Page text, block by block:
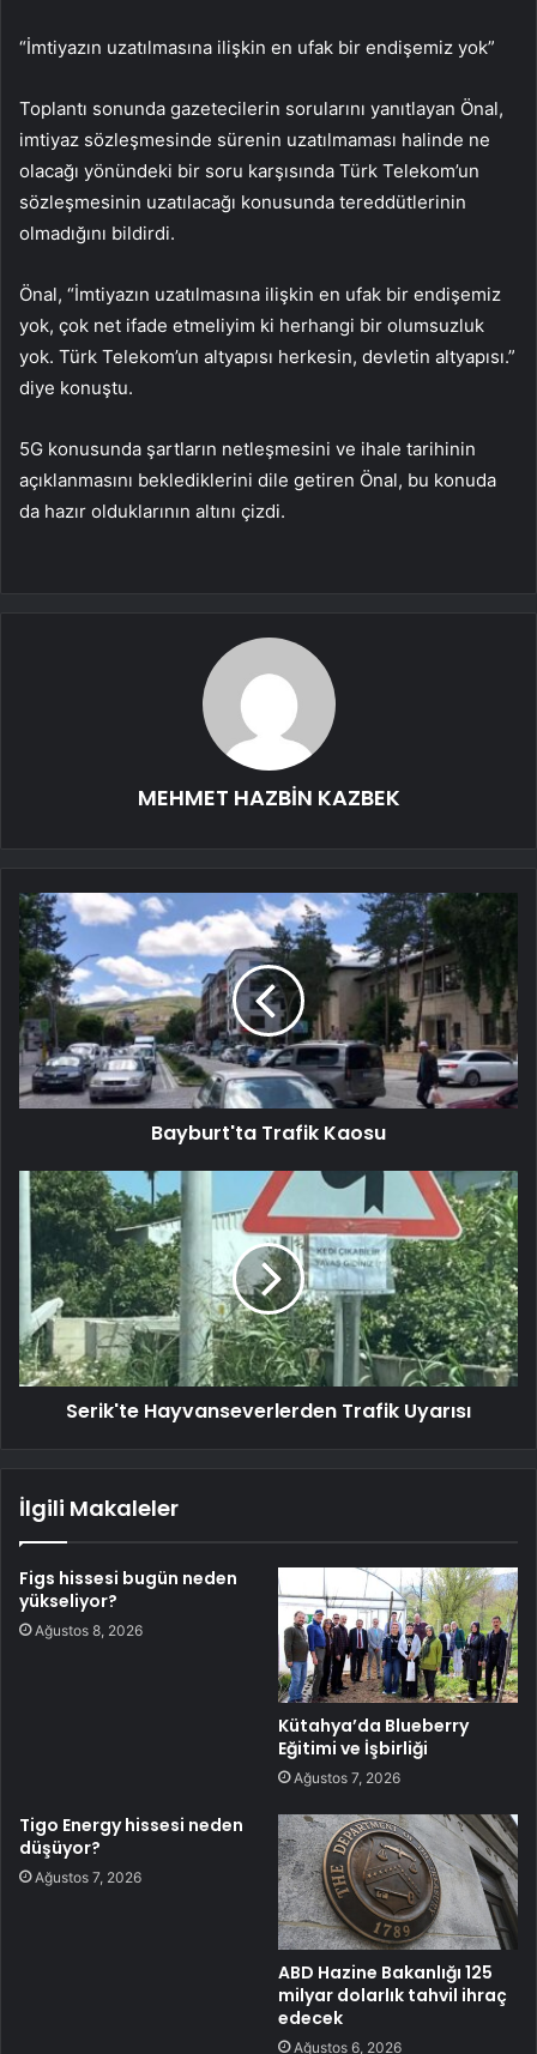
“İmtiyazın uzatılmasına ilişkin en ufak bir endişemiz yok”
Toplantı sonunda gazetecilerin sorularını yanıtlayan Önal,
imtiyaz sözleşmesinde sürenin uzatılmaması halinde ne
olacağı yönündeki bir soru karşısında Türk Telekom’un
sözleşmesinin uzatılacağı konusunda tereddütlerinin
olmadığını bildirdi.
Önal, “İmtiyazın uzatılmasına ilişkin en ufak bir endişemiz
yok, çok net ifade etmeliyim ki herhangi bir olumsuzluk
yok. Türk Telekom’un altyapısı herkesin, devletin altyapısı.”
diye konuştu.
5G konusunda şartların netleşmesini ve ihale tarihinin
açıklanmasını beklediklerini dile getiren Önal, bu konuda
da hazır olduklarının altını çizdi.
MEHMET HAZBİN KAZBEK
Bayburt'ta Trafik Kaosu
Serik'te Hayvanseverlerden Trafik Uyarısı
İlgili Makaleler
Figs hissesi bugün neden
yükseliyor?
Ağustos 8, 2026
Kütahya’da Blueberry
Eğitimi ve İşbirliği
Ağustos 7, 2026
Tigo Energy hissesi neden
düşüyor?
Ağustos 7, 2026
ABD Hazine Bakanlığı 125
milyar dolarlık tahvil ihraç
edecek
Ağustos 6, 2026